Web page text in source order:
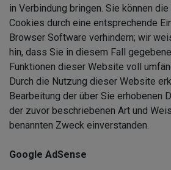
in Verbindung bringen. Sie können
Cookies durch eine entsprechende
Browser Software verhindern; wir
hin, dass Sie in diesem Fall
Funktionen dieser Website voll
Durch die Nutzung dieser Website
Bearbeitung der über Sie erhobenen
der zuvor beschriebenen Art und
benannten Zweck einverstanden.
Google AdSense